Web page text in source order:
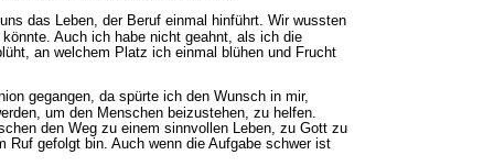
das Leben, der Beruf einmal hinführt. Wir wussten
Auch ich habe nicht geahnt, als ich die
an welchem Platz ich einmal blühen und Frucht
gegangen, da spürte ich den Wunsch in mir,
um den Menschen beizustehen, zu helfen.
den Weg zu einem sinnvollen Leben, zu Gott zu
gefolgt bin. Auch wenn die Aufgabe schwer ist